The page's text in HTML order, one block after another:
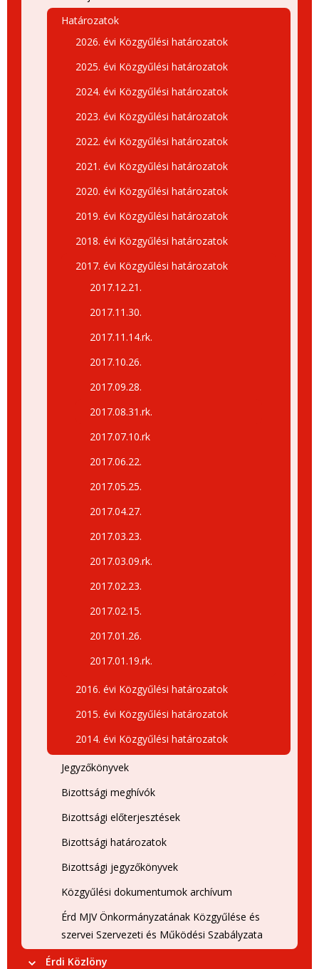
Határozatok
2026. évi Közgyűlési határozatok
2025. évi Közgyűlési határozatok
2024. évi Közgyűlési határozatok
2023. évi Közgyűlési határozatok
2022. évi Közgyűlési határozatok
2021. évi Közgyűlési határozatok
2020. évi Közgyűlési határozatok
2019. évi Közgyűlési határozatok
2018. évi Közgyűlési határozatok
2017. évi Közgyűlési határozatok
2017.12.21.
2017.11.30.
2017.11.14.rk.
2017.10.26.
2017.09.28.
2017.08.31.rk.
2017.07.10.rk
2017.06.22.
2017.05.25.
2017.04.27.
2017.03.23.
2017.03.09.rk.
2017.02.23.
2017.02.15.
2017.01.26.
2017.01.19.rk.
2016. évi Közgyűlési határozatok
2015. évi Közgyűlési határozatok
2014. évi Közgyűlési határozatok
Jegyzőkönyvek
Bizottsági meghívók
Bizottsági előterjesztések
Bizottsági határozatok
Bizottsági jegyzőkönyvek
Közgyűlési dokumentumok archívum
Érd MJV Önkormányzatának Közgyűlése és
szervei Szervezeti és Működési Szabályzata
Érdi Közlöny